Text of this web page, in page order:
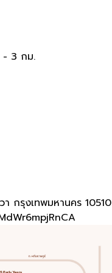
- 3 กม.
กรุงเทพมหานคร 10510